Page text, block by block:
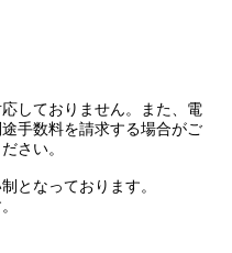
しておりません。また、電
手数料を請求する場合がご
さい。
となっております。